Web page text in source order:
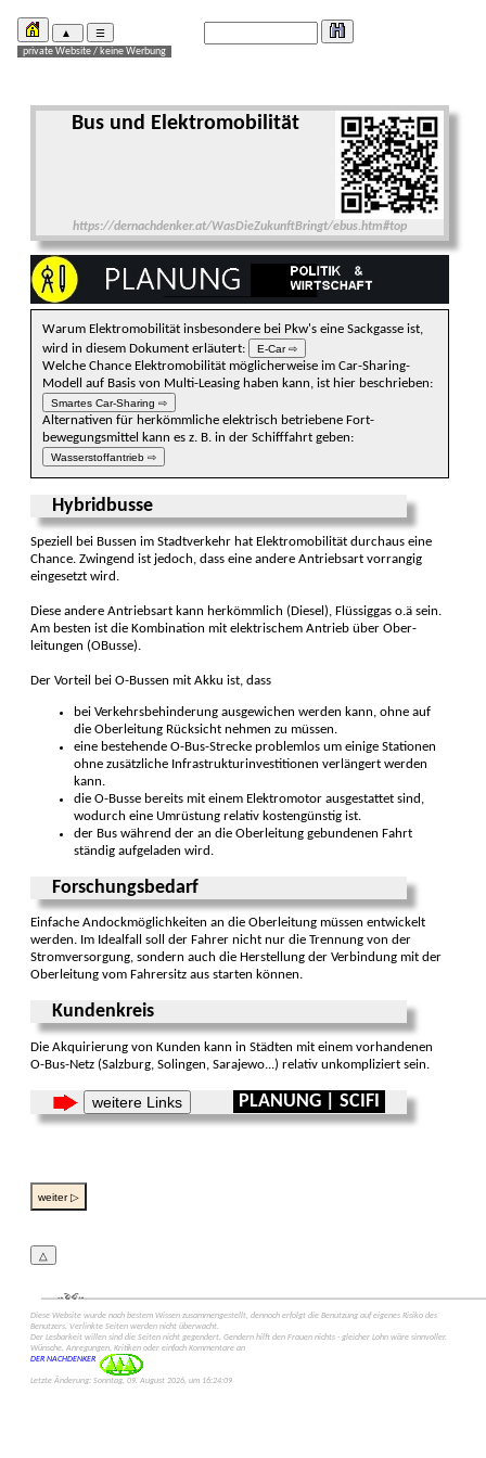
Bus und Elektro­mobili­tät
https://dernachdenker.at/WasDieZukunftBringt/ebus.htm#top
Warum Elektro­mobili­tät insbesondere bei Pkw's eine Sack­gasse ist,
wird in diesem Doku­ment erläu­tert:
E-Car ⇨
Welche Chance Elektro­mobili­tät möglicherweise im Car-Sharing-
Modell auf Basis von Multi-Leasing haben kann, ist hier beschrieben:
Smartes Car-Sharing ⇨
Alternativen für her­kömmliche elek­trisch betrie­bene Fort­
bewegungs­mittel kann es z. B. in der Schifffahrt geben:
Wasserstoffantrieb ⇨
Hybridbusse
Speziell bei Bussen im Stadt­verkehr hat Elektro­mobili­tät durchaus eine
Chance. Zwingend ist jedoch, dass eine andere Antrieb­sart vorrangig
einge­setzt wird.
Diese andere Antriebsart kann her­kömmlich (Diesel), Flüssig­gas o.ä sein.
Am besten ist die Kombination mit elektrischem An­trieb über Ober­
leitungen (OBusse).
Der Vorteil bei O-Bussen mit Akku ist, dass
bei Verkehrs­behinderung ausge­wichen werden kann, ohne auf
die Ober­leitung Rück­sicht nehmen zu müssen.
eine bestehende O-Bus-Strecke problem­los um einige Sta­tionen
ohne zusätzliche Infra­struktur­investi­tionen ver­längert werden
kann.
die O-Busse bereits mit einem Elek­tro­motor aus­gestattet sind,
wodurch eine Um­rüs­tung relativ kosten­günstig ist.
der Bus während der an die Ober­leitung gebun­denen Fahrt
ständig aufge­laden wird.
Forschungsbedarf
Einfache Andock­möglich­keiten an die Ober­leitung müssen ent­wickelt
werden. Im Idealfall soll der Fahrer nicht nur die Tren­nung von der
Strom­versorgung, sondern auch die Her­stellung der Ver­bindung mit der
Ober­leitung vom Fahrersitz aus starten können.
Kundenkreis
Die Akquirierung von Kunden kann in Städten mit einem vorhan­denen
O-Bus-Netz (Salzburg, Solingen, Sarajewo...) relativ unkompliziert sein.
weitere Links PLANUNG | SCIFI
weiter ▷
△
Diese Web­site wurde nach bestem Wissen zusammen­gestellt, dennoch erfolgt die Benutzung auf eigenes Risiko des
Benut­zers. Verlinkte Seiten werden nicht überwacht.
Der Lesbarkeit willen sind die Seiten nicht gegen­dert. Gendern hilft den Frauen nichts - gleicher Lohn wäre sinn­voller.
Wünsche, Anregungen, Kritiken oder einfach Kommen­tare an
DER NACHDENKER
Letzte Änderung: Sonntag, 09. August 2026, um 16:24:09